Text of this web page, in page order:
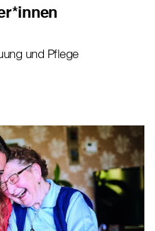
und Pflege